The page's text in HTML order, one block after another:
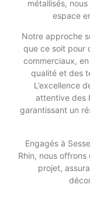
métallisés,
espace
Notre approche
que ce soit pour
commerciaux,
qualité et des
L’excellence
attentive des
garantissant un
Engagés à
Rhin, nous
projet,